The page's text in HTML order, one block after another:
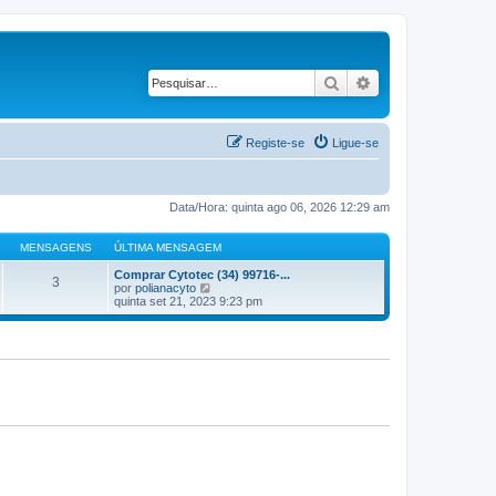
Pesquisar
Ligue-se
Registe-se
Data/Hora: quinta ago 06, 2026 12:29 am
MENSAGENS ÚLTIMA MENSAGEM
3
Comprar Cytotec (34) 99716-...
por polianacyto
e
j
quinta set 21, 2023 9:23 pm